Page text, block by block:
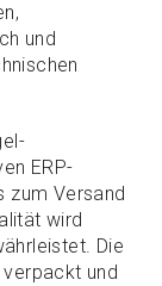
und
ERP-
zum Versand
wird
Die
und